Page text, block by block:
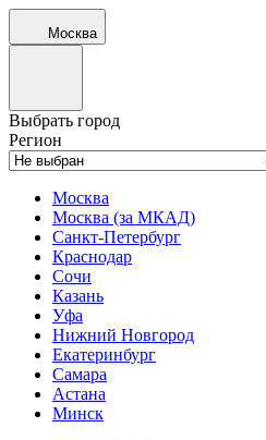
Москва
Выбрать город
Регион
Москва
Москва (за МКАД)
Санкт-Петербург
Краснодар
Сочи
Казань
Уфа
Нижний Новгород
Екатеринбург
Самара
Астана
Минск